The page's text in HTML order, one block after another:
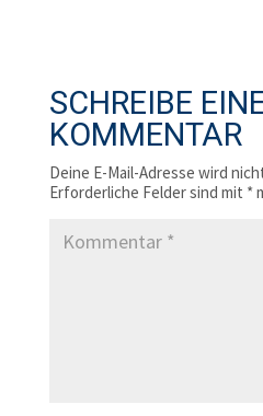
SCHREIBE
KOMMENTAR
Deine E-Mail-Adresse wird
Erforderliche Felder sind mit *